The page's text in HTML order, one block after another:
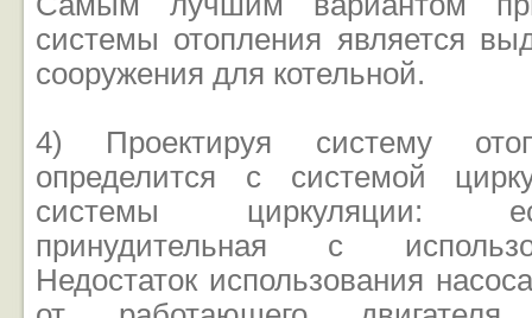
системы отопления является
сооружения для котельной.
4) Проектируя систему
определится с системой
системы циркуляции:
принудительная с
Недостаток использования